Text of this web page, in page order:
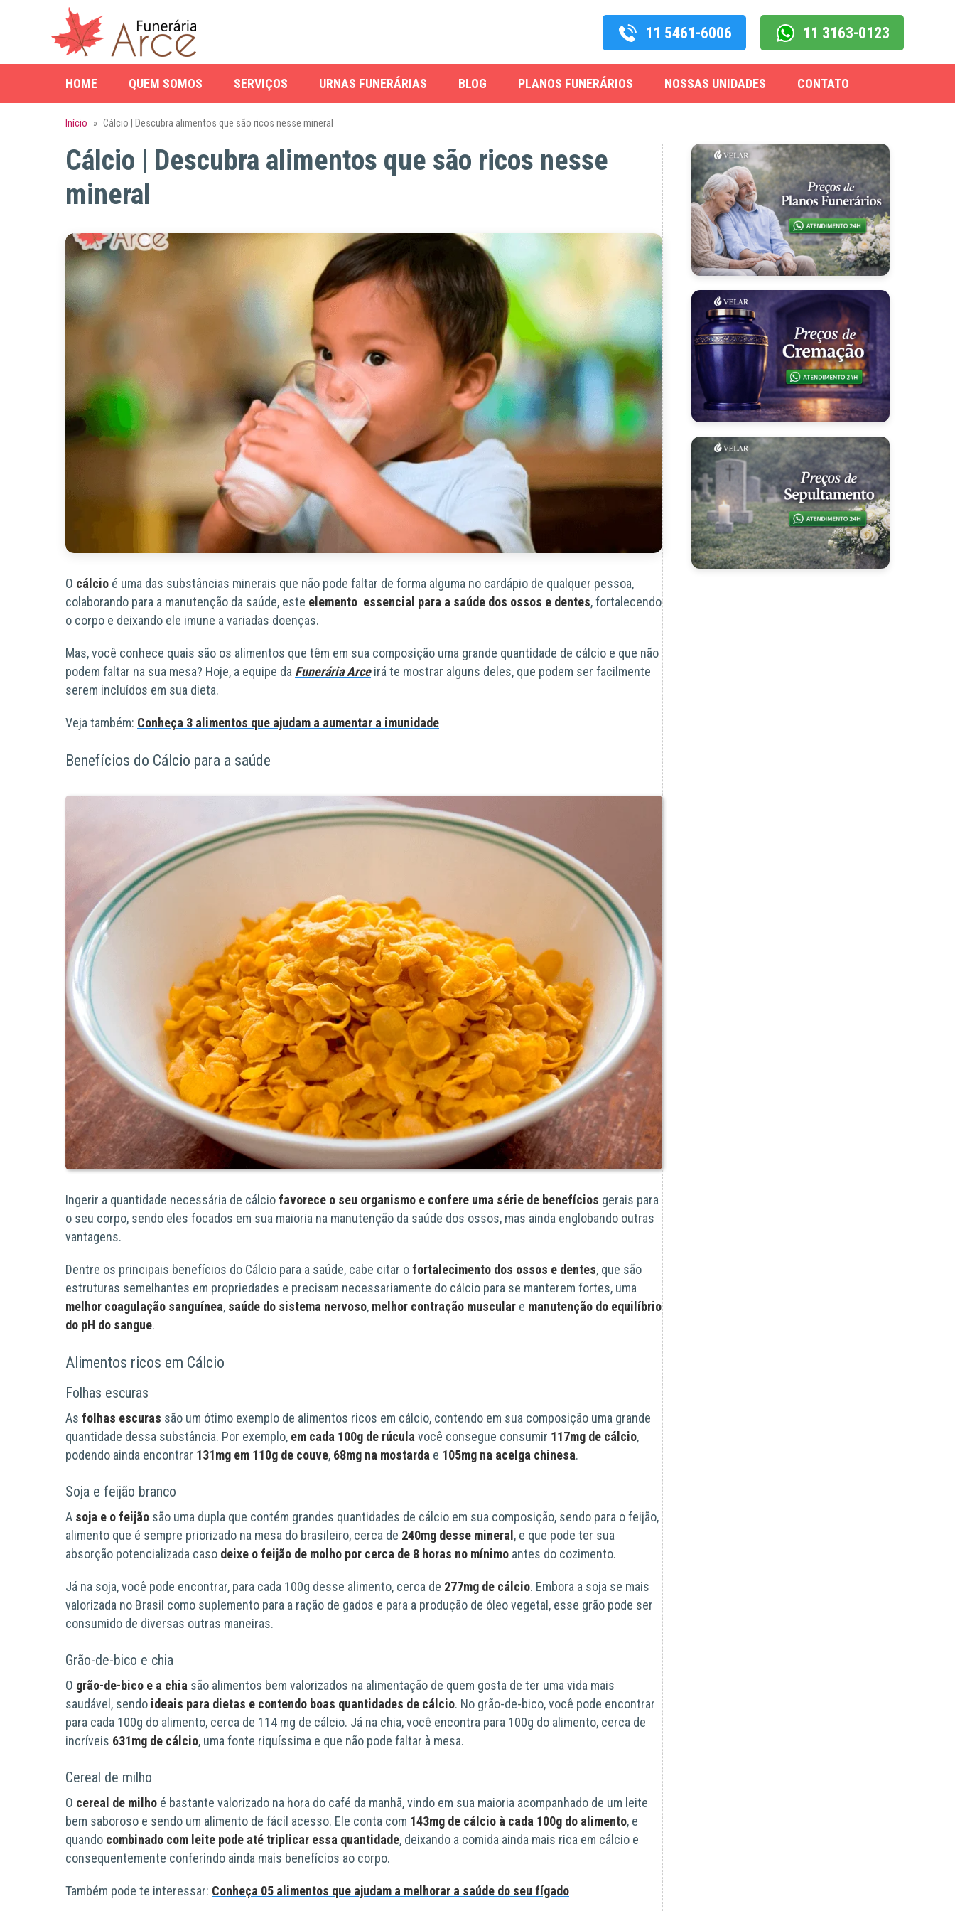
11 3163-0123
11 5461-6006
HOME QUEM SOMOS SERVIÇOS URNAS FUNERÁRIAS BLOG PLANOS FUNERÁRIOS NOSSAS UNIDADES CONTATO
Início » Cálcio | Descubra alimentos que são ricos nesse mineral
Cálcio | Descubra alimentos que são ricos nesse
mineral
O cálcio é uma das substâncias minerais que não pode faltar de forma alguma no cardápio de qualquer pessoa,
colaborando para a manutenção da saúde, este elemento essencial para a saúde dos ossos e dentes, fortalecendo
o corpo e deixando ele imune a variadas doenças.
Mas, você conhece quais são os alimentos que têm em sua composição uma grande quantidade de cálcio e que não
podem faltar na sua mesa? Hoje, a equipe da Funerária Arceirá te mostrar alguns deles, que podem ser facilmente
serem incluídos em sua dieta.
Veja também: Conheça 3 alimentos que ajudam a aumentar a imunidade
Benefícios do Cálcio para a saúde
Ingerir a quantidade necessária de cálciofavorece o seu organismo e confere uma série de benefícios gerais para
o seu corpo, sendo eles focados em sua maioria na manutenção da saúde dos ossos, mas ainda englobando outras
vantagens.
Dentre os principais benefícios do Cálcio para a saúde, cabe citar ofortalecimento dos ossos e dentes, que são
estruturas semelhantes em propriedades e precisam necessariamente do cálcio para se manterem fortes, uma
melhor coagulação sanguínea, saúde do sistema nervoso, melhor contração muscular e manutenção do equilíbrio
do pH do sangue.
Alimentos ricos em Cálcio
Folhas escuras
As folhas escuras são um ótimo exemplo de alimentos ricos em cálcio, contendo em sua composição uma grande
quantidade dessa substância. Por exemplo, em cada 100g de rúcula você consegue consumir 117mg de cálcio,
podendo ainda encontrar 131mg em 110g de couve, 68mg na mostarda e 105mg na acelga chinesa.
Soja e feijão branco
A soja e o feijão são uma dupla que contém grandes quantidades de cálcio em sua composição, sendo para o feijão,
alimento que é sempre priorizado na mesa do brasileiro, cerca de 240mg desse mineral, e que pode ter sua
absorção potencializada caso deixe o feijão de molho por cerca de 8 horas no mínimo antes do cozimento.
Já na soja, você pode encontrar, para cada 100g desse alimento, cerca de 277mg de cálcio. Embora a soja se mais
valorizada no Brasil como suplemento para a ração de gados e para a produção de óleo vegetal, esse grão pode ser
consumido de diversas outras maneiras.
Grão-de-bico e chia
O grão-de-bico e a chia são alimentos bem valorizados na alimentação de quem gosta de ter uma vida mais
saudável, sendo ideais para dietas e contendo boas quantidades de cálcio. No grão-de-bico, você pode encontrar
para cada 100g do alimento, cerca de 114 mg de cálcio. Já na chia, você encontra para 100g do alimento, cerca de
incríveis 631mg de cálcio, uma fonte riquíssima e que não pode faltar à mesa.
Cereal de milho
O cereal de milho é bastante valorizado na hora do café da manhã, vindo em sua maioria acompanhado de um leite
bem saboroso e sendo um alimento de fácil acesso. Ele conta com 143mg de cálcio à cada 100g do alimento, e
quando combinado com leite pode até triplicar essa quantidade, deixando a comida ainda mais rica em cálcio e
consequentemente conferindo ainda mais benefícios ao corpo.
Também pode te interessar: Conheça 05 alimentos que ajudam a melhorar a saúde do seu fígado